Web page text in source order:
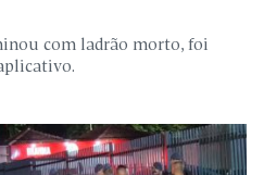
com ladrão morto, foi